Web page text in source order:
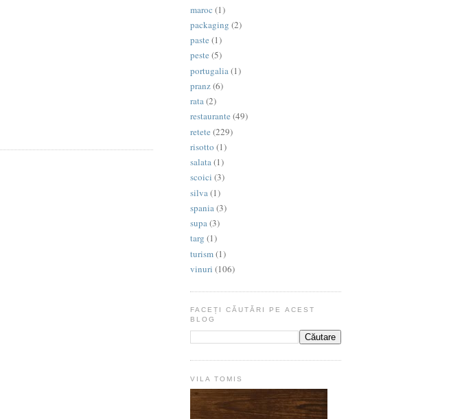
maroc (1)
packaging (2)
paste (1)
peste (5)
portugalia (1)
pranz(6)
rata(2)
restaurante (49)
retete (229)
risotto (1)
salata(1)
scoici (3)
silva (1)
spania(3)
supa(3)
targ (1)
turism(1)
vinuri (106)
FACEȚI CĂUTĂRI PE ACEST
BLOG
VILA TOMIS